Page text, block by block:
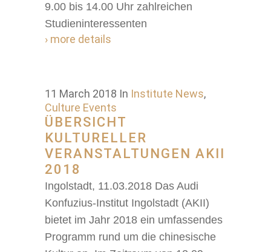
9.00 bis 14.00 Uhr zahlreichen
Studieninteressenten
› more details
11 March 2018 In Institute News,
Culture Events
ÜBERSICHT
KULTURELLER
VERANSTALTUNGEN AKII
2018
Ingolstadt, 11.03.2018 Das Audi
Konfuzius-Institut Ingolstadt (AKII)
bietet im Jahr 2018 ein umfassendes
Programm rund um die chinesische